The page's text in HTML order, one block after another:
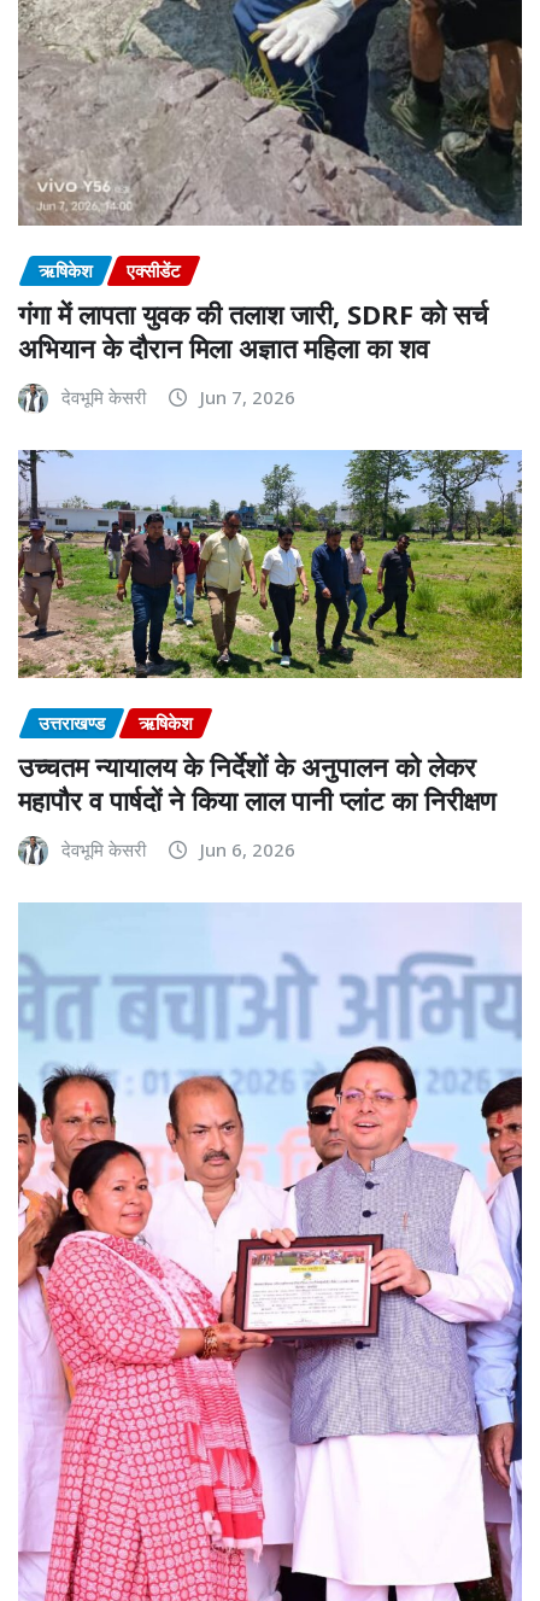
ऋषिकेश एक्सीडेंट
गंगा में लापता युवक की तलाश जारी, SDRF को सर्च
अभियान के दौरान मिला अज्ञात महिला का शव
देवभूमि केसरी Jun 7, 2026
उत्तराखण्ड ऋषिकेश
उच्चतम न्यायालय के निर्देशों के अनुपालन को लेकर
महापौर व पार्षदों ने किया लाल पानी प्लांट का निरीक्षण
देवभूमि केसरी Jun 6, 2026